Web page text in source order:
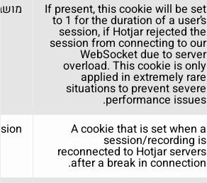
If present, this cookie will be set
to 1 for the duration of a user’s
session, if Hotjar rejected the
session from connecting to our
WebSocket due to server
overload. This cookie is only
applied in extremely rare
situations to prevent severe
performance issues.
A cookie that is set when a
session/recording is
reconnected to Hotjar servers
after a break in connection.